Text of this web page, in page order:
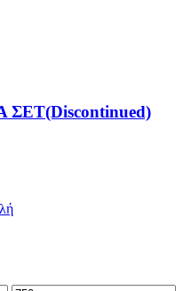
ΣΕΤ(Discontinued)